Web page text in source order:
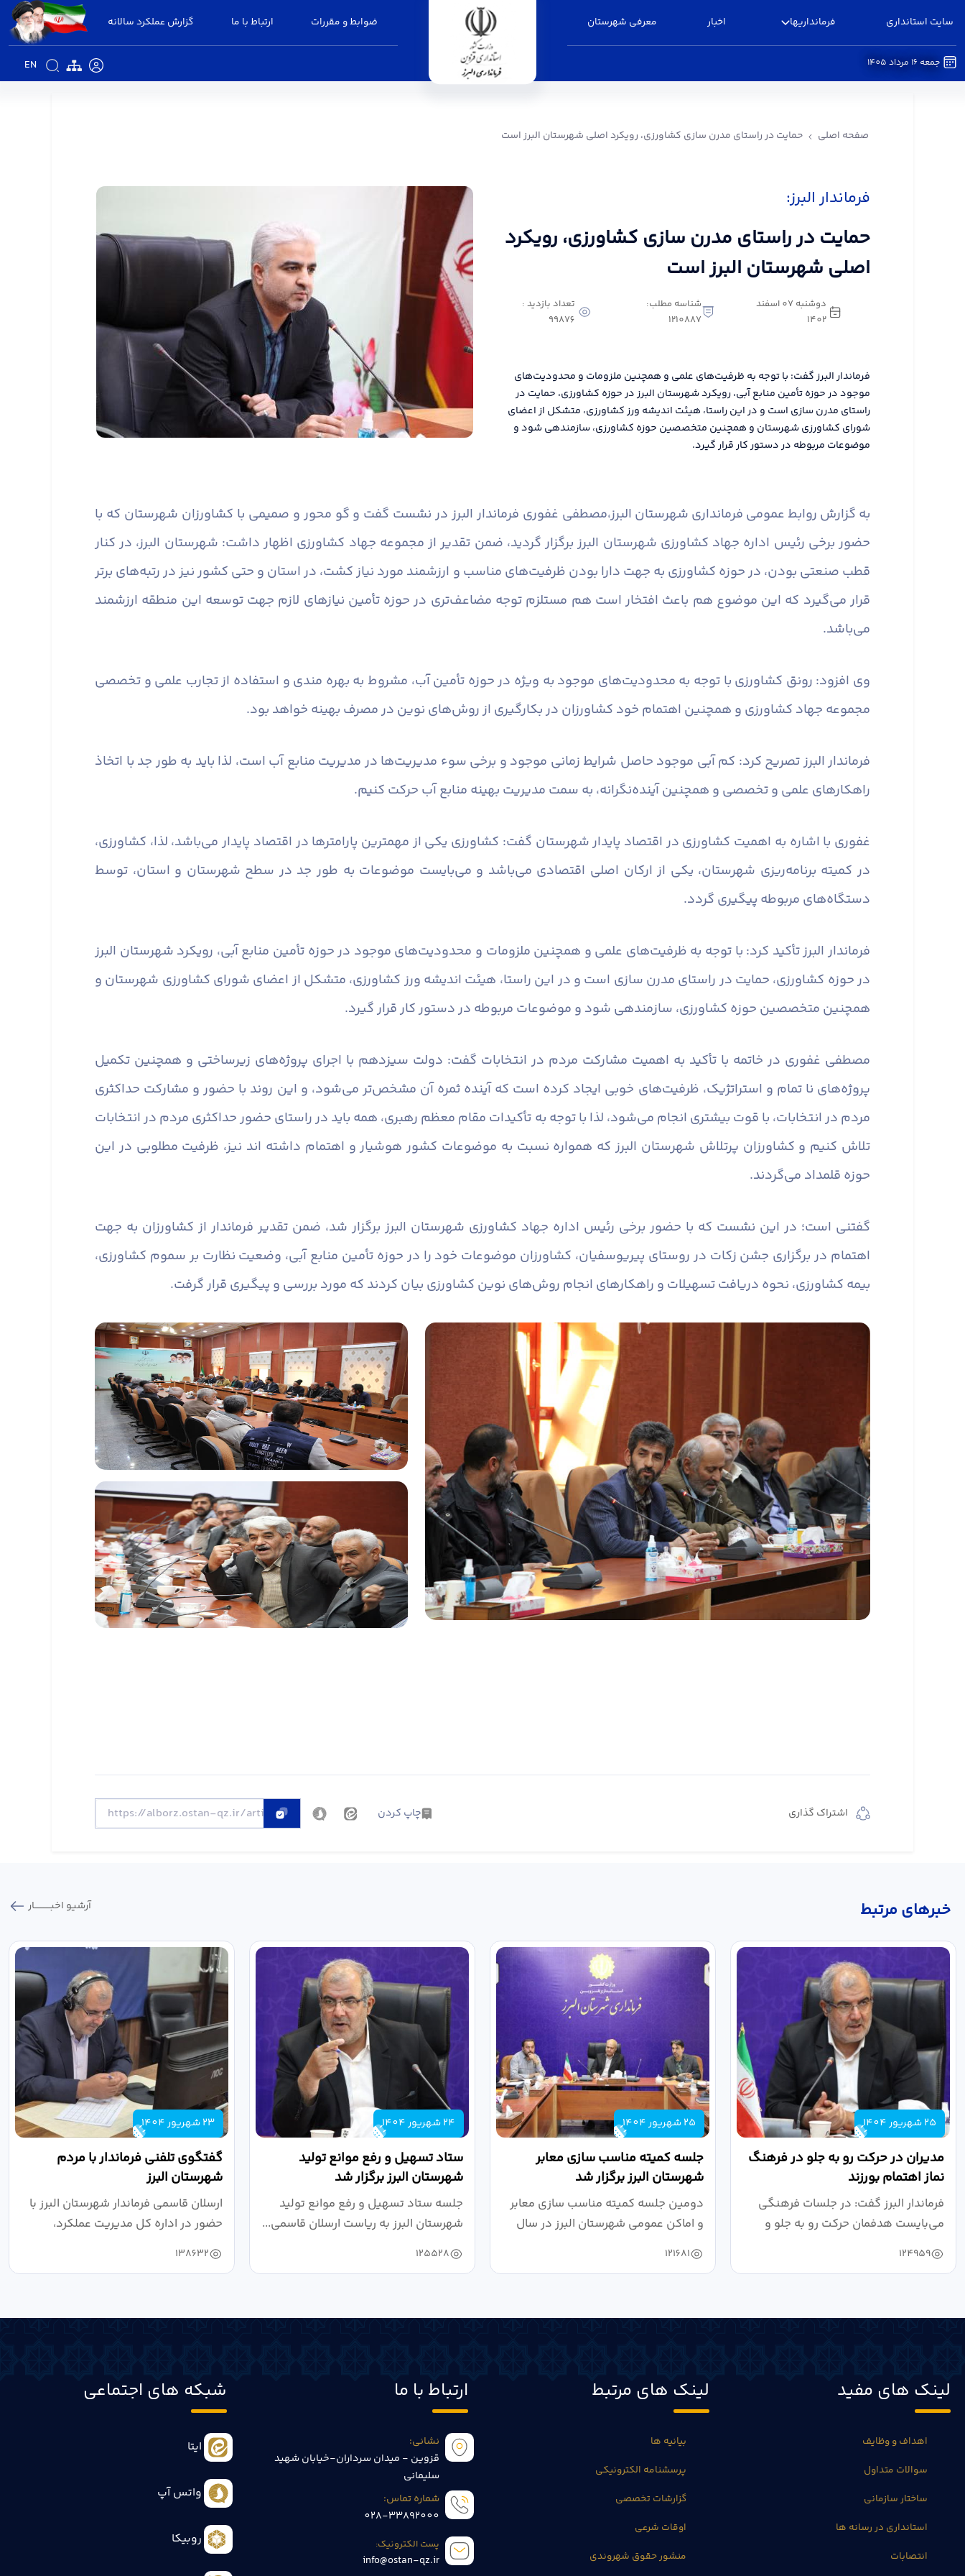
سایت استانداری فرمانداریها اخبار معرفی شهرستان ضوابط و مقررات ارتباط با ما گزارش عملکرد سالانه
EN جمعه 16 مرداد 1405
صفحه اصلی حمایت در راستای مدرن سازی کشاورزی، رویکرد اصلی شهرستان البرز است
فرماندار البرز:
حمایت در راستای مدرن سازی کشاورزی، رویکرد
اصلی شهرستان البرز است
دوشنبه 07 اسفند
1402
شناسه مطلب:
1210887
تعداد بازدید :
99876
فرماندار البرز گفت: با توجه به ظرفیت‌های علمی و همچنین ملزومات و محدودیت‌های
موجود در حوزه تأمین منابع آبی، رویکرد شهرستان البرز در حوزه کشاورزی، حمایت در
راستای مدرن سازی است و در این راستا، هیئت اندیشه ورز کشاورزی، متشکل از اعضای
شورای کشاورزی شهرستان و همچنین متخصصین حوزه کشاورزی، سازمندهی شود و
موضوعات مربوطه در دستور کار قرار گیرد.
به گزارش روابط عمومی فرمانداری شهرستان البرز،مصطفی غفوری فرماندار البرز در نشست گفت و گو محور و صمیمی با کشاورزان شهرستان که با
حضور برخی رئیس اداره جهاد کشاورزی شهرستان البرز برگزار گردید، ضمن تقدیر از مجموعه جهاد کشاورزی اظهار داشت: شهرستان البرز، در کنار
قطب صنعتی بودن، در حوزه کشاورزی به جهت دارا بودن ظرفیت‌های مناسب و ارزشمند مورد نیاز کشت، در استان و حتی کشور نیز در رتبه‌های برتر
قرار می‌گیرد که این موضوع هم باعث افتخار است هم مستلزم توجه مضاعف‌تری در حوزه تأمین نیازهای لازم جهت توسعه این منطقه ارزشمند
می‌باشد.
وی افزود: رونق کشاورزی با توجه به محدودیت‌های موجود به ویژه در حوزه تأمین آب، مشروط به بهره مندی و استفاده از تجارب علمی و تخصصی
مجموعه جهاد کشاورزی و همچنین اهتمام خود کشاورزان در بکارگیری از روش‌های نوین در مصرف بهینه خواهد بود.
فرماندار البرز تصریح کرد: کم آبی موجود حاصل شرایط زمانی موجود و برخی سوء مدیریت‌ها در مدیریت منابع آب است، لذا باید به طور جد با اتخاذ
راهکارهای علمی و تخصصی و همچنین آینده‌نگرانه، به سمت مدیریت بهینه منابع آب حرکت کنیم.
غفوری با اشاره به اهمیت کشاورزی در اقتصاد پایدار شهرستان گفت: کشاورزی یکی از مهمترین پارامترها در اقتصاد پایدار می‌باشد، لذا، کشاورزی،
در کمیته برنامه‌ریزی شهرستان، یکی از ارکان اصلی اقتصادی می‌باشد و می‌بایست موضوعات به طور جد در سطح شهرستان و استان، توسط
دستگاه‌های مربوطه پیگیری گردد.
فرماندار البرز تأکید کرد: با توجه به ظرفیت‌های علمی و همچنین ملزومات و محدودیت‌های موجود در حوزه تأمین منابع آبی، رویکرد شهرستان البرز
در حوزه کشاورزی، حمایت در راستای مدرن سازی است و در این راستا، هیئت اندیشه ورز کشاورزی، متشکل از اعضای شورای کشاورزی شهرستان و
همچنین متخصصین حوزه کشاورزی، سازمندهی شود و موضوعات مربوطه در دستور کار قرار گیرد.
مصطفی غفوری در خاتمه با تأکید به اهمیت مشارکت مردم در انتخابات گفت: دولت سیزدهم با اجرای پروژه‌های زیرساختی و همچنین تکمیل
پروژه‌های نا تمام و استراتژیک، ظرفیت‌های خوبی ایجاد کرده است که آینده ثمره آن مشخص‌تر می‌شود، و این روند با حضور و مشارکت حداکثری
مردم در انتخابات، با قوت بیشتری انجام می‌شود، لذا با توجه به تأکیدات مقام معظم رهبری، همه باید در راستای حضور حداکثری مردم در انتخابات
تلاش کنیم و کشاورزان پرتلاش شهرستان البرز که همواره نسبت به موضوعات کشور هوشیار و اهتمام داشته اند نیز، ظرفیت مطلوبی در این
حوزه قلمداد می‌گردند. ​​​​​​​
گفتنی است؛ در این نشست که با حضور برخی رئیس اداره جهاد کشاورزی شهرستان البرز برگزار شد، ضمن تقدیر فرماندار از کشاورزان به جهت
اهتمام در برگزاری جشن زکات در روستای پیریوسفیان، کشاورزان موضوعات خود را در حوزه تأمین منابع آبی، وضعیت نظارت بر سموم کشاورزی،
بیمه کشاورزی، نحوه دریافت تسهیلات و راهکارهای انجام روش‌های نوین کشاورزی بیان کردند که مورد بررسی و پیگیری قرار گرفت.
اشتراک گذاری چاپ کردن
خبر‌های مرتبط آرشیو اخبـــــــــــار
25 شهریور 1404
مدیران در حرکت رو به جلو در فرهنگ
نماز اهتمام بورزند
فرماندار البرز گفت: در جلسات فرهنگی
می‌بایست هدفمان حرکت رو به جلو و
دستیابی...
124959
25 شهریور 1404
جلسه کمیته مناسب سازی معابر
شهرستان البرز برگزار شد
دومین جلسه کمیته مناسب سازی معابر
و اماکن عمومی شهرستان البرز در سال
۱۴۰۴ به...
121681
24 شهریور 1404
ستاد تسهیل و رفع موانع تولید
شهرستان البرز برگزار شد
جلسه ستاد تسهیل و رفع موانع تولید
شهرستان البرز به ریاست ارسلان قاسمی...
125528
23 شهریور 1404
گفتگوی تلفنی فرماندار با مردم
شهرستان البرز
ارسلان قاسمی فرماندار شهرستان البرز با
حضور در اداره کل مدیریت عملکرد،
بازرسی...
138632
لینک های مفید
اهداف و وظایف
سوالات متداول
ساختار سازمانی
استانداری در رسانه ها
انتصابات
لینک های مرتبط
بیانیه ها
پرسشنامه الکترونیکی
گزارشات تخصصی
اوقات شرعی
منشور حقوق شهروندی
ارتباط با ما
نشانی:
قزوین - میدان سرداران-خیابان شهید
سلیمانی
شماره تماس:
028-33892000
پست الکترونیک:
info@ostan-qz.ir
شبکه های اجتماعی
ایتا
واتس آپ
روبیکا